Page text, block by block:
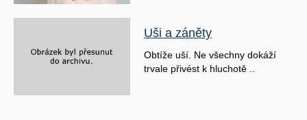
Uši a záněty
Obtíže uší. Ne všechny dokáží
trvale přivést k hluchotě ..